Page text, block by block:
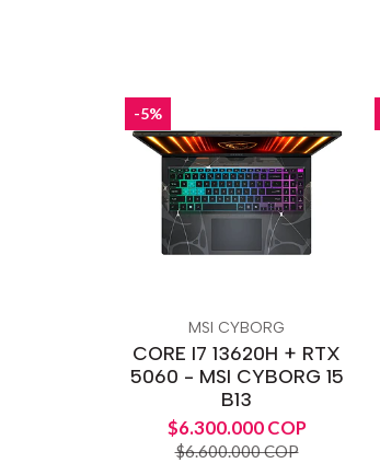
-5%
MSI CYBORG
CORE I7 13620H + RTX
5060 - MSI CYBORG 15
B13
$6.300.000 COP
$6.600.000 COP